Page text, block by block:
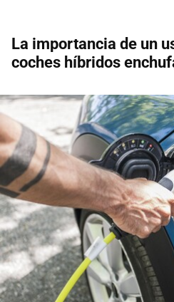
La importancia de un
coches híbridos